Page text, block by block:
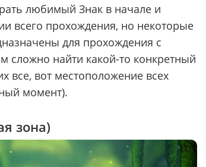
любимый Знак в начале и
всего прохождения, но некоторые
для прохождения с
сложно найти какой-то конкретный
все, вот местоположение всех
момент).
зона)